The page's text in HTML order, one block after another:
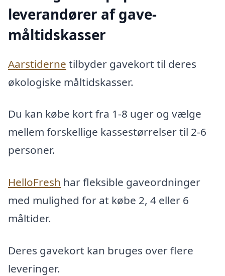
leverandører af gave-
måltidskasser
Aarstiderne tilbyder gavekort til deres
økologiske måltidskasser.
Du kan købe kort fra 1-8 uger og vælge
mellem forskellige kassestørrelser til 2-6
personer.
HelloFresh har fleksible gaveordninger
med mulighed for at købe 2, 4 eller 6
måltider.
Deres gavekort kan bruges over flere
leveringer.